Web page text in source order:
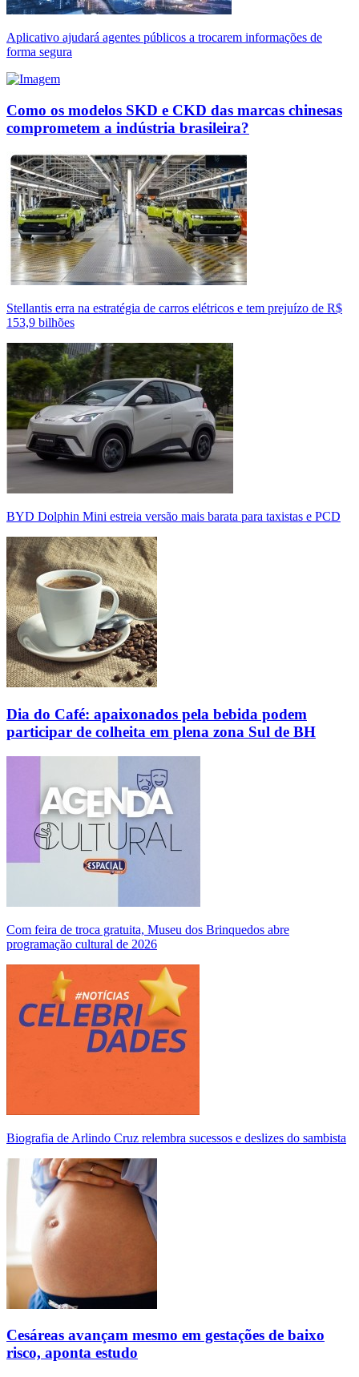
Aplicativo ajudará agentes públicos a trocarem informações de
forma segura
Como os modelos SKD e CKD das marcas chinesas
comprometem a indústria brasileira?
Stellantis erra na estratégia de carros elétricos e tem prejuízo de R$
153,9 bilhões
BYD Dolphin Mini estreia versão mais barata para taxistas e PCD
Dia do Café: apaixonados pela bebida podem
participar de colheita em plena zona Sul de BH
Com feira de troca gratuita, Museu dos Brinquedos abre
programação cultural de 2026
Biografia de Arlindo Cruz relembra sucessos e deslizes do sambista
Cesáreas avançam mesmo em gestações de baixo
risco, aponta estudo